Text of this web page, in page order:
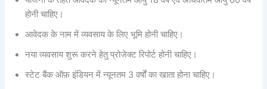
होनी चाहिए।
आवेदक के नाम में व्यवसाय के लिए भूमि होनी चाहिए।
नया व्यवसाय शुरू करने हेतु प्रोजेक्ट रिपोर्ट होनी चाहिए।
स्टेट बैंक ऑफ़ इंडियन में न्यूनतम 3 वर्षों का खाता होना चाहिए।